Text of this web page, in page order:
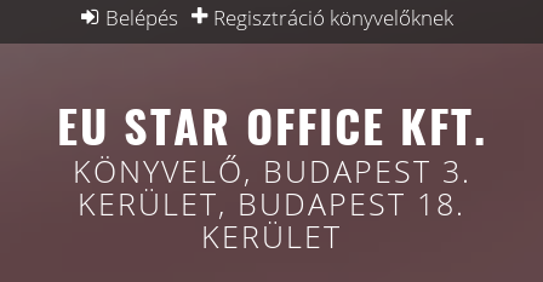
Belépés Regisztráció könyvelőknek
Könyvelési munkák
InterjúEU STAR OFFICE KFT.
KÖNYVELŐ, BUDAPEST 3.
KERÜLET, BUDAPEST 18.
KERÜLET